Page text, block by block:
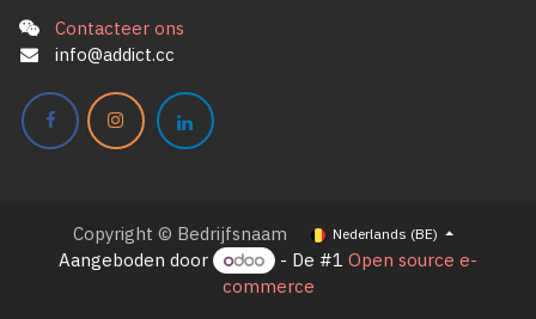
Contacteer ons
info@addict.cc
Copyright © Bedrijfsnaam Nederlands (BE)
Aangeboden door - De #1 Open source e-
commerce